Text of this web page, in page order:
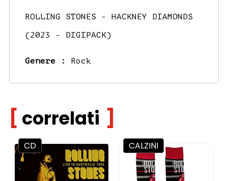
ROLLING STONES - HACKNEY DIAMONDS
(2023 - DIGIPACK)
Genere : Rock
correlati
CD
CALZINI